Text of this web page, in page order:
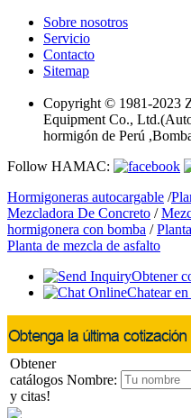
Sobre nosotros
Servicio
Contacto
Sitemap
Copyright © 1981-2023
Equipment Co.,
hormigón de Perú
Follow HAMAC:
Hormigoneras autocargable /
Mezcladora De Concreto /
hormigonera con bomba /
Planta de mezcla de asfalto
Obtener
Chatear
Obtener
catálogos
y citas!
Nombre: